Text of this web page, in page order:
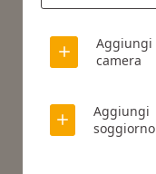
Aggiungi
camera
Aggiungi
soggiorno